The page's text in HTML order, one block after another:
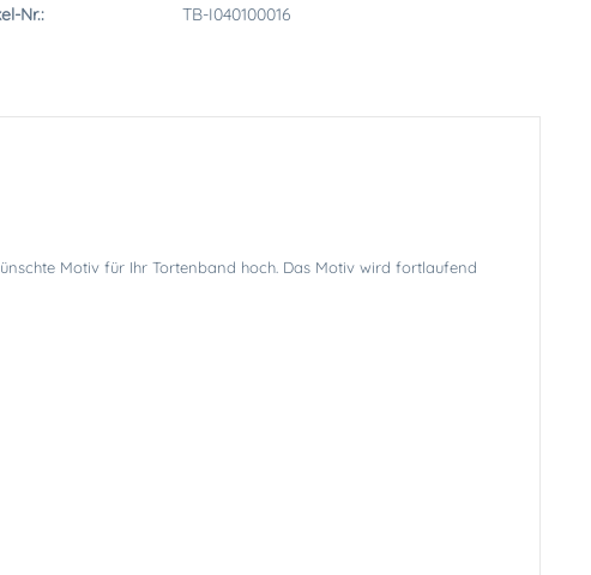
Nr.: TB-I040100016
Motiv für Ihr Tortenband hoch. Das Motiv wird fortlaufend